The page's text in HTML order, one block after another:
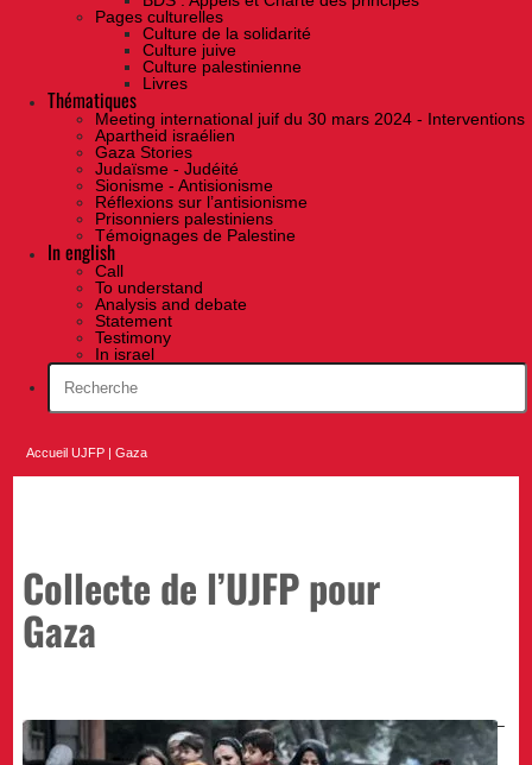
Pages culturelles
Culture de la solidarité
Culture juive
Culture palestinienne
Livres
Thématiques
Meeting international juif du 30 mars 2024 - Interventions
Apartheid israélien
Gaza Stories
Judaïsme - Judéité
Sionisme - Antisionisme
Réflexions sur l’antisionisme
Prisonniers palestiniens
Témoignages de Palestine
In english
Call
To understand
Analysis and debate
Statement
Testimony
In israel
Accueil UJFP |Gaza
Collecte de l’UJFP pour
Gaza